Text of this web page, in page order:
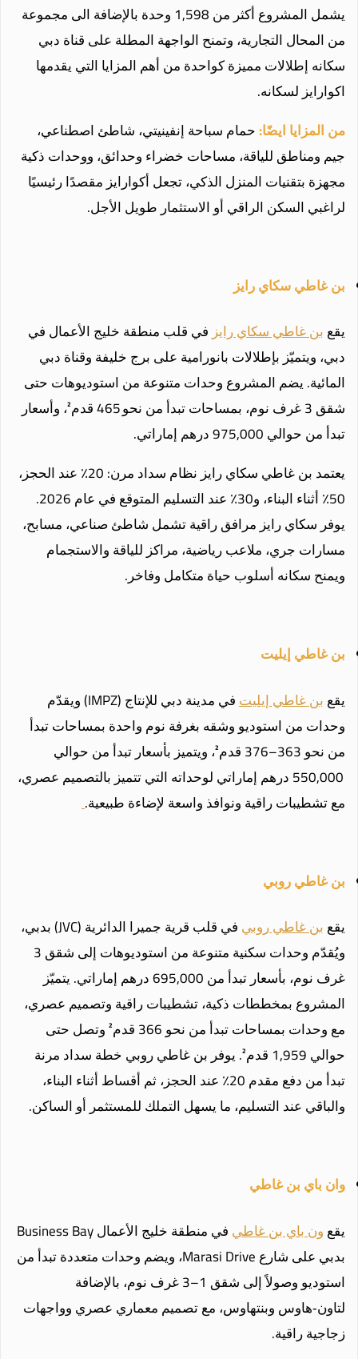
يشمل المشروع أكثر من 1,598 وحدة بالإضافة الى مجموعة
من المحال التجارية، وتمنح الواجهة المطلة على قناة دبي
سكانه إطلالات مميزة كواحدة من أهم المزايا التي يقدمها
اكوارايز لسكانه.
من المزايا ايضًا:حمام سباحة إنفينيتي، شاطئ اصطناعي،
جيم ومناطق للياقة، مساحات خضراء وحدائق، ووحدات ذكية
مجهزة بتقنيات المنزل الذكي، تجعل أكوارايز مقصدًا رئيسيًا
لراغبي السكن الراقي أو الاستثمار طويل الأجل.
بن غاطي سكاي رايز
يقعبن غاطي سكاي رايزفي قلب منطقة خليج الأعمال في
دبي، ويتميّز بإطلالات بانورامية على برج خليفة وقناة دبي
المائية. يضم المشروع وحدات متنوعة من استوديوهات حتى
شقق 3 غرف نوم، بمساحات تبدأ من نحو 465 قدم²، وأسعار
تبدأ من حوالي 975,000 درهم إماراتي.
يعتمد بن غاطي سكاي رايز نظام سداد مرن: 20٪ عند الحجز،
50٪ أثناء البناء، و30٪ عند التسليم المتوقع في عام 2026.
يوفر سكاي رايز مرافق راقية تشمل شاطئ صناعي، مسابح،
مسارات جري، ملاعب رياضية، مراكز للياقة والاستجمام
ويمنح سكانه أسلوب حياة متكامل وفاخر.
بن غاطي إيليت
يقعبن غاطي إيليت
في مدينة دبي للإنتاج (IMPZ) ويقدّم
وحدات من استوديو وشقه بغرفة نوم واحدة بمساحات تبدأ
من نحو 363–376 قدم²، ويتميز بأسعار تبدأ من حوالي
550,000 درهم إماراتي لوحداته التي تتميز بالتصميم عصري،
مع تشطيبات راقية ونوافذ واسعة لإضاءة طبيعية.
بن غاطي روبي
يقعبن غاطي روبي
في قلب قرية جميرا الدائرية (JVC) بدبي،
ويُقدّم وحدات سكنية متنوعة من استوديوهات إلى شقق 3
غرف نوم، بأسعار تبدأ من 695,000 درهم إماراتي. يتميّز
المشروع بمخططات ذكية، تشطيبات راقية وتصميم عصري،
مع وحدات بمساحات تبدأ من نحو 366 قدم² وتصل حتى
حوالي 1,959 قدم². يوفر بن غاطي روبي خطة سداد مرنة
تبدأ من دفع مقدم 20٪ عند الحجز، ثم أقساط أثناء البناء،
والباقي عند التسليم، ما يسهل التملك للمستثمر أو الساكن.
وان باي بن غاطي
يقعون باي بن غاطي
في منطقة خليج الأعمال Business Bay
بدبي على شارع Marasi Drive، ويضم وحدات متعددة تبدأ من
استوديو وصولاً إلى شقق 1–3 غرف نوم، بالإضافة
لتاون‑هاوس وبنتهاوس، مع تصميم معماري عصري وواجهات
زجاجية راقية.